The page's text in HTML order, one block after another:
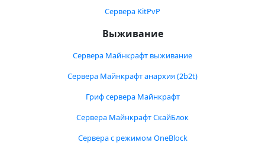
Сервера KitPvP
Выживание
Сервера Майнкрафт выживание
Сервера Майнкрафт анархия (2b2t)
Гриф сервера Майнкрафт
Сервера Майнкрафт СкайБлок
Сервера с режимом OneBlock